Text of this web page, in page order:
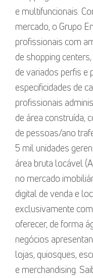
e multifuncionais.
mercado, o Grupo
profissionais com
de shopping
de variados perfis e
especificidades de
profissionais
de área construída,
de pessoas/ano
5 mil unidades
área bruta locável
no mercado
digital de venda e
exclusivamente
oferecer, de forma
negócios
lojas, quiosques,
e merchandising.